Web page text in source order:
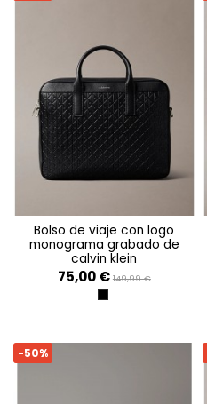
bolso de viaje con logo
monograma grabado de
calvin klein
75,00 € 149,99 €
BLACK
-50%